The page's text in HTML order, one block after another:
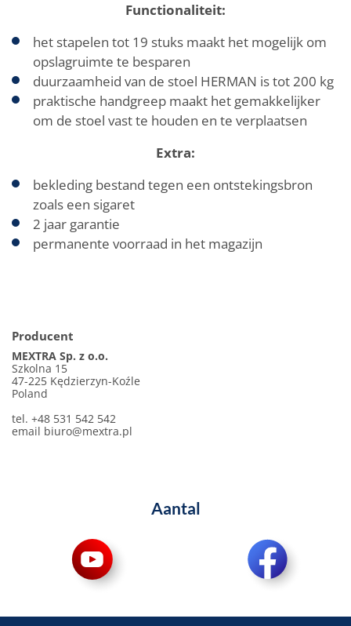
Functionaliteit:
het stapelen tot 19 stuks maakt het mogelijk om
opslagruimte te besparen
duurzaamheid van de stoel HERMAN is tot 200 kg
praktische handgreep maakt het gemakkelijker
om de stoel vast te houden en te verplaatsen
Extra:
bekleding bestand tegen een ontstekingsbron
zoals een sigaret
2 jaar garantie
permanente voorraad in het magazijn
Producent
MEXTRA Sp. z o.o.
Szkolna 15
47-225 Kędzierzyn-Koźle
Poland
tel. +48 531 542 542
email biuro@mextra.pl
Aantal